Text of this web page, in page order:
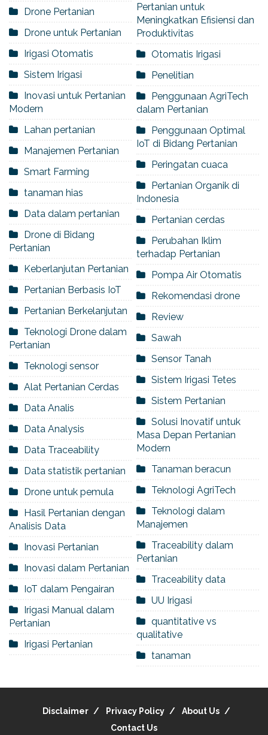
Drone Pertanian
Drone untuk Pertanian
Irigasi Otomatis
Sistem Irigasi
Inovasi untuk Pertanian
Modern
Lahan pertanian
Manajemen Pertanian
Smart Farming
tanaman hias
Data dalam pertanian
Drone di Bidang
Pertanian
Keberlanjutan Pertanian
Pertanian Berbasis IoT
Pertanian Berkelanjutan
Teknologi Drone dalam
Pertanian
Teknologi sensor
Alat Pertanian Cerdas
Data Analis
Data Analysis
Data Traceability
Data statistik pertanian
Drone untuk pemula
Hasil Pertanian dengan
Analisis Data
Inovasi Pertanian
Inovasi dalam Pertanian
IoT dalam Pengairan
Irigasi Manual dalam
Pertanian
Irigasi Pertanian
Pertanian untuk
Meningkatkan Efisiensi dan
Produktivitas
Otomatis Irigasi
Penelitian
Penggunaan AgriTech
dalam Pertanian
Penggunaan Optimal
IoT di Bidang Pertanian
Peringatan cuaca
Pertanian Organik di
Indonesia
Pertanian cerdas
Perubahan Iklim
terhadap Pertanian
Pompa Air Otomatis
Rekomendasi drone
Review
Sawah
Sensor Tanah
Sistem Irigasi Tetes
Sistem Pertanian
Solusi Inovatif untuk
Masa Depan Pertanian
Modern
Tanaman beracun
Teknologi AgriTech
Teknologi dalam
Manajemen
Traceability dalam
Pertanian
Traceability data
UU Irigasi
quantitative vs
qualitative
tanaman
Disclaimer Privacy Policy
About Us
Contact Us